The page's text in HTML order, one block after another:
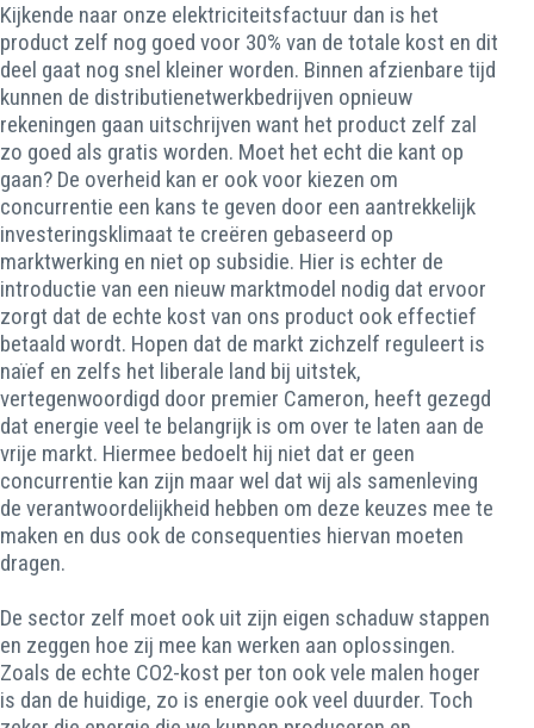
Kijkende naar onze elektriciteitsfactuur dan is het
product zelf nog goed voor 30% van de totale kost en dit
deel gaat nog snel kleiner worden. Binnen afzienbare tijd
kunnen de distributienetwerkbedrijven opnieuw
rekeningen gaan uitschrijven want het product zelf zal
zo goed als gratis worden. Moet het echt die kant op
gaan? De overheid kan er ook voor kiezen om
concurrentie een kans te geven door een aantrekkelijk
investeringsklimaat te creëren gebaseerd op
marktwerking en niet op subsidie. Hier is echter de
introductie van een nieuw marktmodel nodig dat ervoor
zorgt dat de echte kost van ons product ook effectief
betaald wordt. Hopen dat de markt zichzelf reguleert is
naïef en zelfs het liberale land bij uitstek,
vertegenwoordigd door premier Cameron, heeft gezegd
dat energie veel te belangrijk is om over te laten aan de
vrije markt. Hiermee bedoelt hij niet dat er geen
concurrentie kan zijn maar wel dat wij als samenleving
de verantwoordelijkheid hebben om deze keuzes mee te
maken en dus ook de consequenties hiervan moeten
dragen.
De sector zelf moet ook uit zijn eigen schaduw stappen
en zeggen hoe zij mee kan werken aan oplossingen.
Zoals de echte CO2-kost per ton ook vele malen hoger
is dan de huidige, zo is energie ook veel duurder. Toch